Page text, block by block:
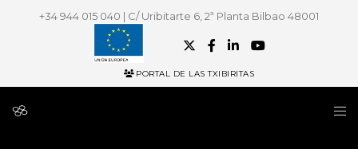
+34 944 015 040 | C/ Uribitarte 6, 2ª Planta Bilbao 48001
PORTAL DE LAS TXIBIRITAS